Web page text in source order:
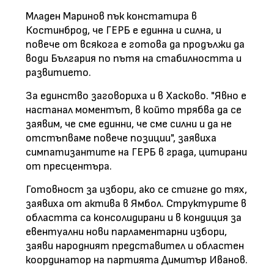
Младен Маринов пък констатира в
Костинброд, че ГЕРБ е единна и силна, и
повече от всякога е готова да продължи да
води България по пътя на стабилността и
развитието.
За единство заговориха и в Хасково. "Явно е
настанал моментът, в който трябва да се
заявим, че сме единни, че сме силни и да не
отстъпваме повече позиции", заявиха
симпатизантите на ГЕРБ в града, цитирани
от пресцентъра.
Готовност за избори, ако се стигне до тях,
заявиха от актива в Ямбол. Структурите в
областта са консолидирани и в кондиция за
евентуални нови парламентарни избори,
заяви народният представител и областен
координатор на партията Димитър Иванов.